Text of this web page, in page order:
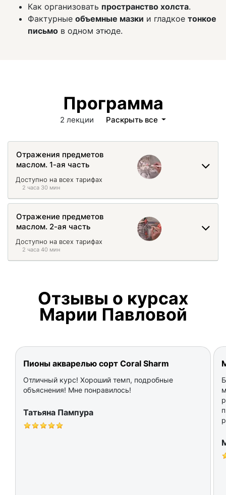
Как организовать пространство холста.
Фактурные объемные мазки и гладкое тонкое
письмо в одном этюде.
Программа
2 лекции Раскрыть все
Отражения предметов
маслом. 1-ая часть
Доступно на всех тарифах
2 часа 30 мин
Отражение предметов
маслом. 2-ая часть
Доступно на всех тарифах
2 часа 40 мин
Отзывы о курсах
Марии Павловой
Пионы акварелью сорт Coral Sharm
Отличный курс! Хороший темп, подробные
объяснения! Мне понравилось!
Татьяна Пампура